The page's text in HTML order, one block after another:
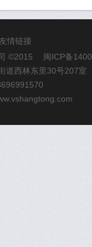
情链接
©2015 闽ICP备
道西林东里30号207室